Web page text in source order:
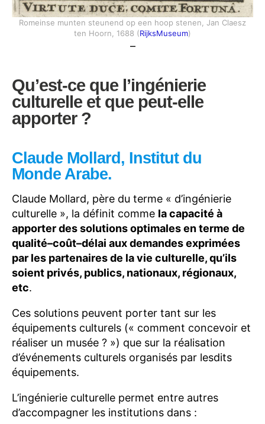
Romeinse munten steunend op een hoop stenen, Jan Claesz
ten Hoorn, 1688 (RijksMuseum)
–
Qu’est-ce que l’ingénierie
culturelle et que peut-elle
apporter?
Claude Mollard, Institut du
Monde Arabe.
Claude Mollard, père du terme « d’ingénierie
culturelle », la définit comme la capacité à
apporter des solutions optimales en terme de
qualité–coût–délai aux demandes exprimées
par les partenaires de la vie culturelle, qu’ils
soient privés, publics, nationaux, régionaux,
etc.
Ces solutions peuvent porter tant sur les
équipements culturels (« comment concevoir et
réaliser un musée ? ») que sur la réalisation
d’événements culturels organisés par lesdits
équipements.
L’ingénierie culturelle permet entre autres
d’accompagner les institutions dans :